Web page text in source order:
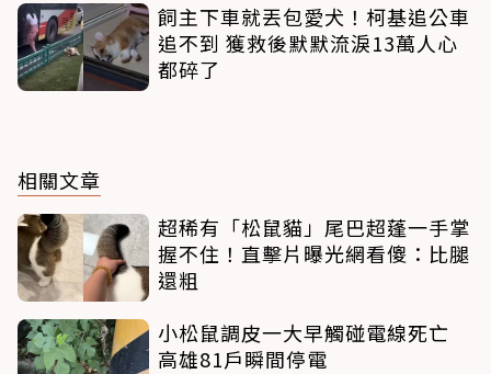
飼主下車就丟包愛犬！柯基追公車
追不到 獲救後默默流淚13萬人心
都碎了
相關文章
超稀有「松鼠貓」尾巴超蓬一手掌
握不住！直擊片曝光網看傻：比腿
還粗
小松鼠調皮一大早觸碰電線死亡
高雄81戶瞬間停電